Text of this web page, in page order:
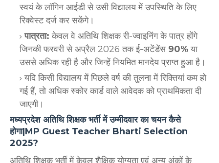
स्वयं के लॉगिन आईडी से उसी विद्यालय में उपस्थिति के लिए
रिक्वेस्ट दर्ज कर सकेंगे।
पात्रता: केवल वे अतिथि शिक्षक री-ज्वाइनिंग के पात्र होंगे
जिनकी फरवरी से अप्रैल 2026 तक ई-अटेंडेंस 90%या
उससे अधिक रही है और जिन्हें नियमित मानदेय प्राप्त हुआ है।
यदि किसी विद्यालय में पिछले वर्ष की तुलना में रिक्तियां कम हो
गई हैं, तो अधिक स्कोर कार्ड वाले आवेदक को प्राथमिकता दी
जाएगी।
मध्यप्रदेश अतिथि शिक्षक भर्ती में उम्मीदवार का चयन कैसे
होगा|MP Guest Teacher Bharti Selection
2025?
अतिथि शिक्षक भर्ती में केवल शैक्षिक योग्यता एवं अन्य अंकों के